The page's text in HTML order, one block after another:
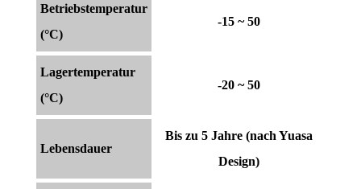
Betriebstemperatur
(°C)
-15 ~ 50
Lagertemperatur
(°C)
-20 ~ 50
Lebensdauer
Bis zu 5 Jahre (nach Yuasa
Design)